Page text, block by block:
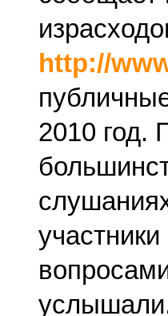
http://
2010 год.